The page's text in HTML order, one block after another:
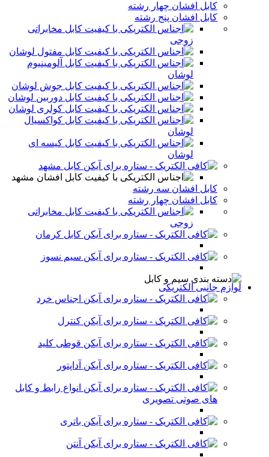
کابل افشان چهار رشته
کابل افشان پنج رشته
کابل مخابراتی
زوجی
کابل مفتول لوشان
کابل آلومینیوم
لوشان
کابل جوش لوشان
کابل دوربین لوشان
کابل کولری لوشان
کابل کواکسیال
لوشان
کابل کیسه ای
لوشان
کابل مشهد
کابل افشان مشهد
کابل افشان سه رشته
کابل افشان چهار رشته
کابل مخابراتی
زوجی
کابل کرمان
سیم نسوز
لوازم جانبی الکتریکی
اجناس خرد
کنترل
قوطی کلید
آداپتور
انواع رابط و کابل
های صوتی تصویری
باتری
آنتن